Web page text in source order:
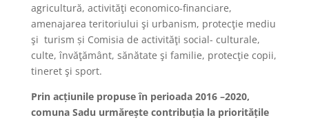
agricultură, activităţi economico-financiare,
amenajarea teritoriului şi urbanism, protecţie mediu
şi turism și Comisia de activităţi social- culturale,
culte, învăţământ, sănătate şi familie, protecţie copii,
tineret şi sport.
Prin acțiunile propuse în perioada 2016 –2020,
comuna Sadu urmărește contribuția la prioritățile